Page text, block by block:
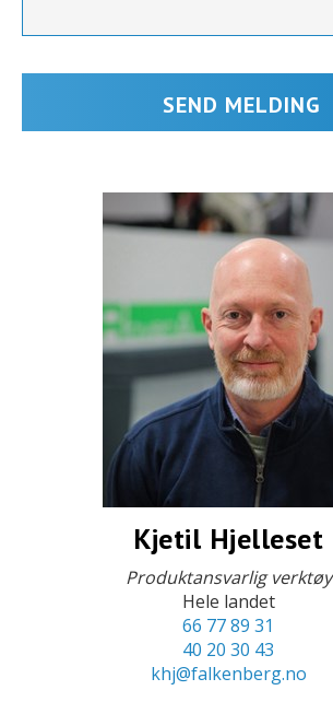
Kjetil Hjelleset
Produktansvarlig verktøy
Hele landet
66 77 89 31
40 20 30 43
khj@falkenberg.no